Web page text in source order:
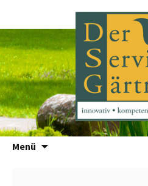
Menü
Zum